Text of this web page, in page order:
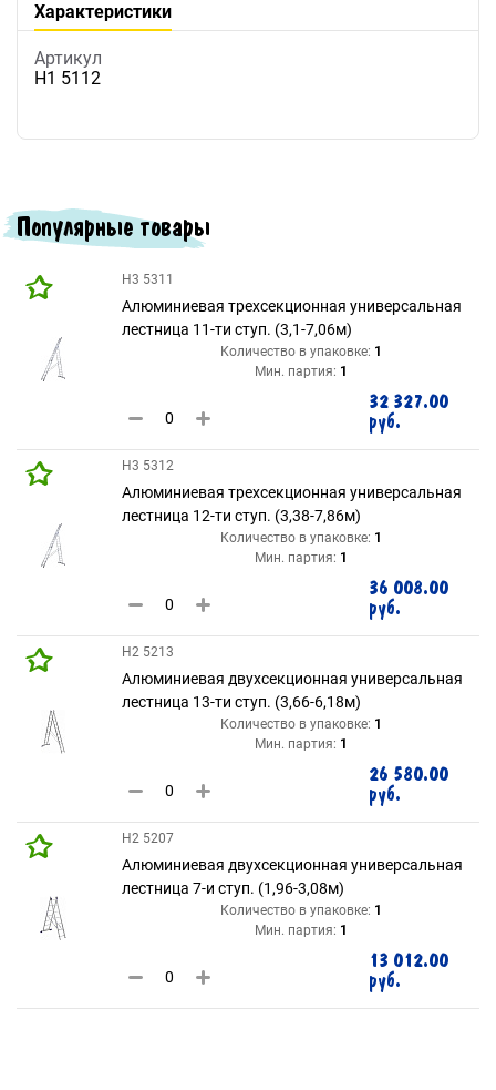
Характеристики
Артикул
H1 5112
Популярные товары
H3 5311
Алюминиевая трехсекционная универсальная
лестница 11-ти ступ. (3,1-7,06м)
Количество в упаковке: 1
Мин. партия: 1
32 327.00
руб.
H3 5312
Алюминиевая трехсекционная универсальная
лестница 12-ти ступ. (3,38-7,86м)
Количество в упаковке: 1
Мин. партия: 1
36 008.00
руб.
H2 5213
Алюминиевая двухсекционная универсальная
лестница 13-ти ступ. (3,66-6,18м)
Количество в упаковке: 1
Мин. партия: 1
26 580.00
руб.
H2 5207
Алюминиевая двухсекционная универсальная
лестница 7-и ступ. (1,96-3,08м)
Количество в упаковке: 1
Мин. партия: 1
13 012.00
руб.